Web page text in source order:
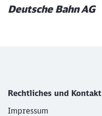
Deutsche Bahn AG
Rechtliches und Kontakt
Impressum